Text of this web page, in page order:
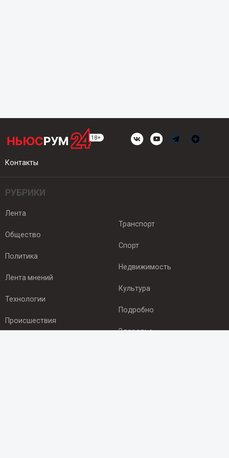
Контакты
РУБРИКИ
Лента
Общество
Политика
Лента мнений
Технологии
Происшествия
Транспорт
Спорт
Недвижимость
Культура
Подробно
Здоровье